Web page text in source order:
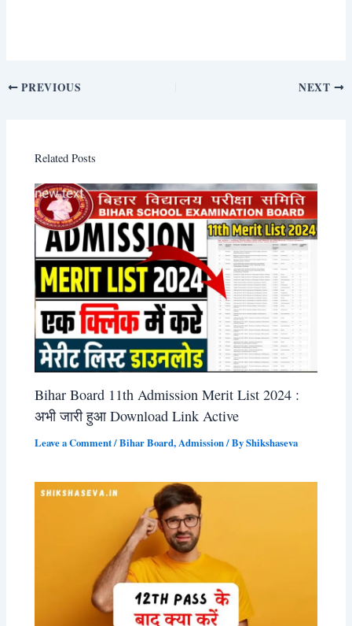
PREVIOUS NEXT
Related Posts
Bihar Board 11th Admission Merit List 2024 :
अभी जारी हुआ Download Link Active
Leave a Comment/Bihar Board,Admission/ ByShikshaseva